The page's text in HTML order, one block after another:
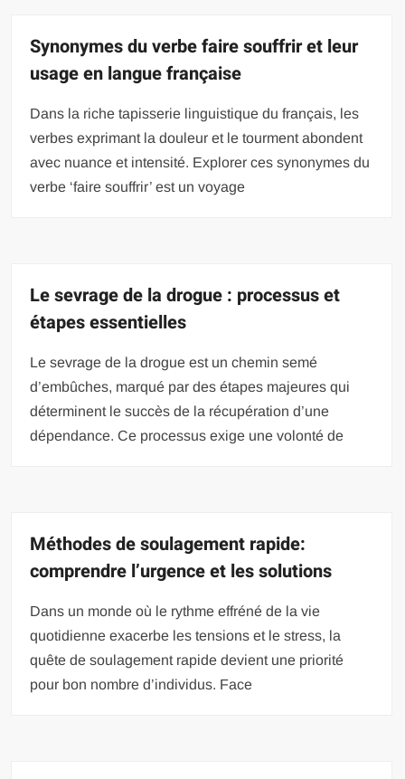
Synonymes du verbe faire souffrir et leur
usage en langue française
Dans la riche tapisserie linguistique du français, les
verbes exprimant la douleur et le tourment abondent
avec nuance et intensité. Explorer ces synonymes du
verbe ‘faire souffrir’ est un voyage
Le sevrage de la drogue : processus et
étapes essentielles
Le sevrage de la drogue est un chemin semé
d’embûches, marqué par des étapes majeures qui
déterminent le succès de la récupération d’une
dépendance. Ce processus exige une volonté de
Méthodes de soulagement rapide:
comprendre l’urgence et les solutions
Dans un monde où le rythme effréné de la vie
quotidienne exacerbe les tensions et le stress, la
quête de soulagement rapide devient une priorité
pour bon nombre d’individus. Face